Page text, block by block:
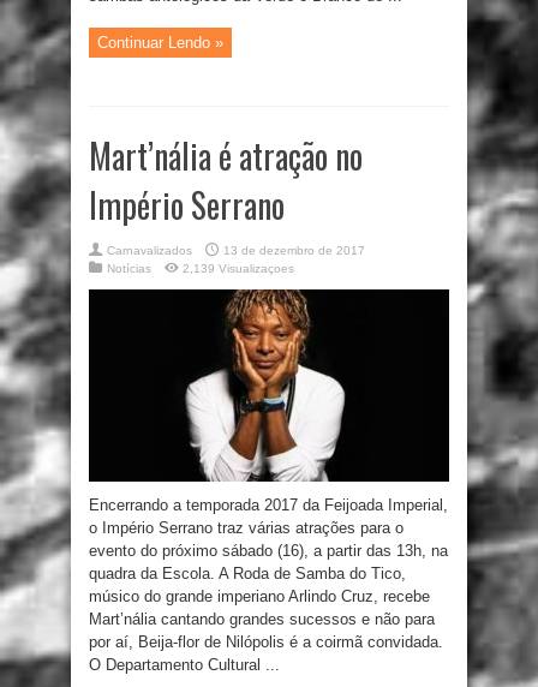
Continuar Lendo »
Mart’nália é atração no
Império Serrano
Carnavalizados
13 de dezembro de 2017
Notícias
2,139 Visualizaçoes
Encerrando a temporada 2017 da Feijoada Imperial,
o Império Serrano traz várias atrações para o
evento do próximo sábado (16), a partir das 13h, na
quadra da Escola. A Roda de Samba do Tico,
músico do grande imperiano Arlindo Cruz, recebe
Mart’nália cantando grandes sucessos e não para
por aí, Beija-flor de Nilópolis é a coirmã convidada.
O Departamento Cultural ...